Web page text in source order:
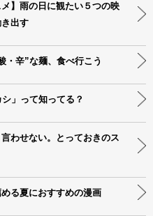
】雨の日に観たい５つの映
出す
辛”な麺、食べ行こう
」って知ってる？
わせない。とっておきのス
る夏におすすめの漫画